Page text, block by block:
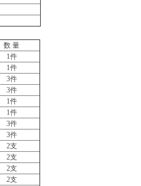
数 量
1件
1件
3件
3件
1件
1件
3件
3件
2支
2支
2支
2支